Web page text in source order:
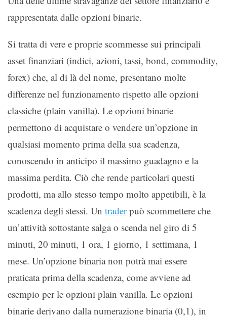
rappresentata dalle opzioni binarie.
Si tratta di vere e proprie scommesse sui principali
asset finanziari (indici, azioni, tassi, bond, commodity,
forex) che, al di là del nome, presentano molte
differenze nel funzionamento rispetto alle opzioni
classiche (plain vanilla). Le opzioni binarie
permettono di acquistare o vendere un’opzione in
qualsiasi momento prima della sua scadenza,
conoscendo in anticipo il massimo guadagno e la
massima perdita. Ciò che rende particolari questi
prodotti, ma allo stesso tempo molto appetibili, è la
scadenza degli stessi. Un traderpuò scommettere che
un’attività sottostante salga o scenda nel giro di 5
minuti, 20 minuti, 1 ora, 1 giorno, 1 settimana, 1
mese. Un’opzione binaria non potrà mai essere
praticata prima della scadenza, come avviene ad
esempio per le opzioni plain vanilla. Le opzioni
binarie derivano dalla numerazione binaria (0,1), in